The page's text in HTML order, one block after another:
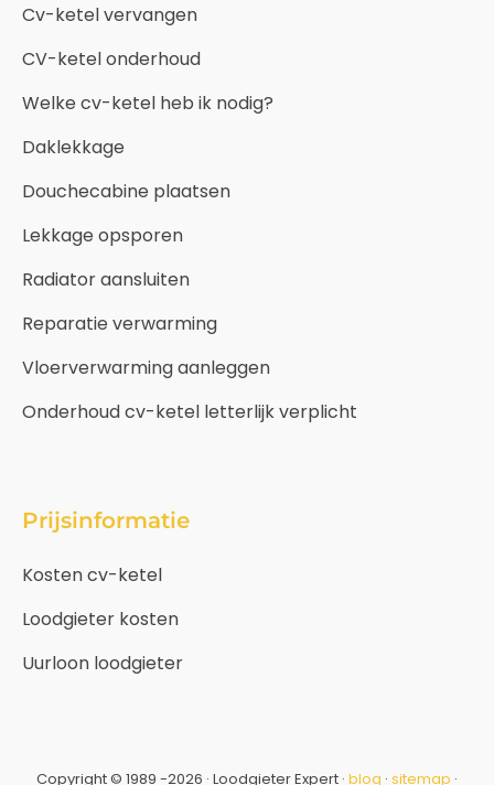
Cv-ketel vervangen
CV-ketel onderhoud
Welke cv-ketel heb ik nodig?
Daklekkage
Douchecabine plaatsen
Lekkage opsporen
Radiator aansluiten
Reparatie verwarming
Vloerverwarming aanleggen
Onderhoud cv-ketel letterlijk verplicht
Prijsinformatie
Kosten cv-ketel
Loodgieter kosten
Uurloon loodgieter
Copyright © 1989 -2026 · Loodgieter Expert · blog · sitemap ·